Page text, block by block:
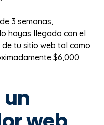
3 semanas,
hayas llegado con el
tu sitio web tal como
$6,000